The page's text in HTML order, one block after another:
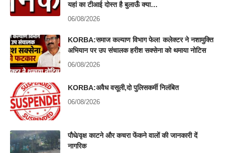
यहां का टीआई दोस्त है बुलाऊँ क्या…
06/08/2026
KORBA:समाज कल्याण विभाग फेल! कलेक्टर ने नशामुक्ति
अभियान पर उप संचालक हरीश सक्सेना को थमाया नोटिस
06/08/2026
KORBA:अवैध वसूली,दो पुलिसकर्मी निलंबित
06/08/2026
पौधे/वृक्ष काटने और कचरा फेंकने वालों की जानकारी दें
नागरिक